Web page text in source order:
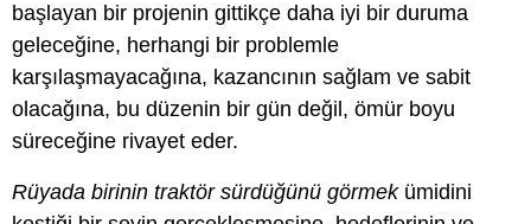
başlayan bir projenin gittikçe daha iyi bir duruma
geleceğine, herhangi bir problemle
karşılaşmayacağına, kazancının sağlam ve sabit
olacağına, bu düzenin bir gün değil, ömür boyu
süreceğine rivayet eder.
Rüyada birinin traktör sürdüğünü görmekümidini